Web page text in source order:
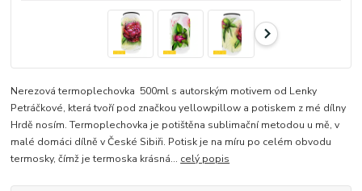
Nerezová termoplechovka 500ml s autorským motivem od Lenky
Petráčkové, která tvoří pod značkou yellowpillow a potiskem z mé dílny
Hrdě nosím. Termoplechovka je potištěna sublimační metodou u mě, v
malé domáci dílně v České Sibiři. Potisk je na míru po celém obvodu
termosky, čímž je termoska krásná... celý popis